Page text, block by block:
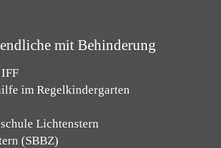
mit Behinderung
im Regelkindergarten
Lichtenstern
(SBBZ)